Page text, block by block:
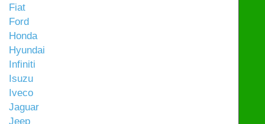
Fiat
Ford
Honda
Hyundai
Infiniti
Isuzu
Iveco
Jaguar
Jeep